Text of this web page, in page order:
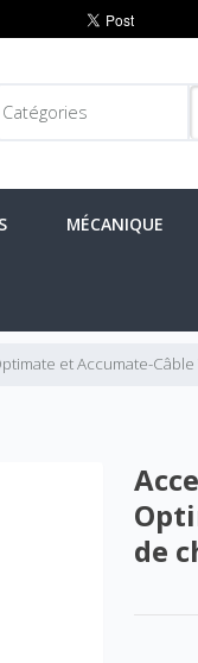
MÉCANIQUE
et Accumate-
de